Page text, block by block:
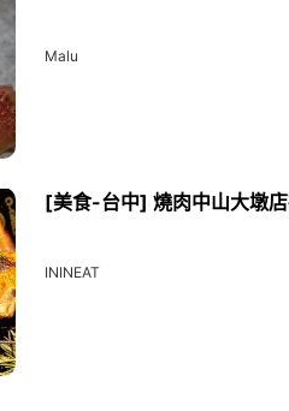
Malu
[美食-台中] 燒肉中山大墩
ININEAT